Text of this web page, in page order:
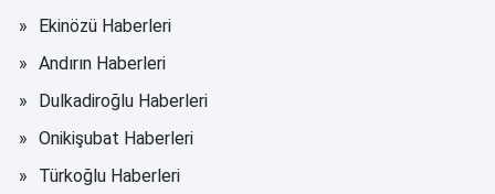
Ekinözü Haberleri
Andırın Haberleri
Dulkadiroğlu Haberleri
Onikişubat Haberleri
Türkoğlu Haberleri